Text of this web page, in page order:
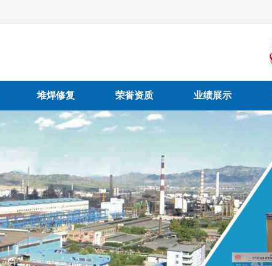
堆焊修复 荣誉资质 业绩展示